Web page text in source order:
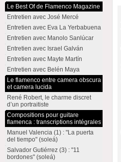
Le Best Of de Flamenco Magazine
Entretien avec José Mercé
Entretien avec Eva La Yerbabuena
Entretien avec Manolo Sanlúcar
Entretien avec Israel Galván
Entretien avec Mayte Martín
Entretien avec Belén Maya
Le flamenco entre camera obscura
et camera lucida
René Robert, le charme discret
d’un portraitiste
Compositions pour guitare
flamenca : transcriptions intégrales
Manuel Valencia (1) : "La puerta
del tiempo" (soleá)
Salvador Gutiérrez (3) : "11
bordones" (soleá)